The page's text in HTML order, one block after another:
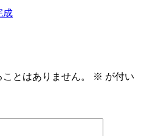
成
とはありません。 ※ が付い